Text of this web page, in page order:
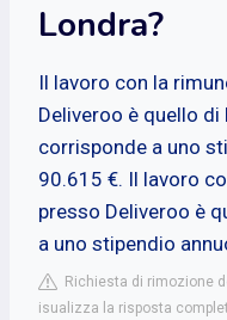
Londra?
Il lavoro con la
Deliveroo è quello di
corrisponde a uno
90.615 €. Il lavoro
presso Deliveroo è
a uno stipendio
Richiesta di rimozione
isualizza la risposta